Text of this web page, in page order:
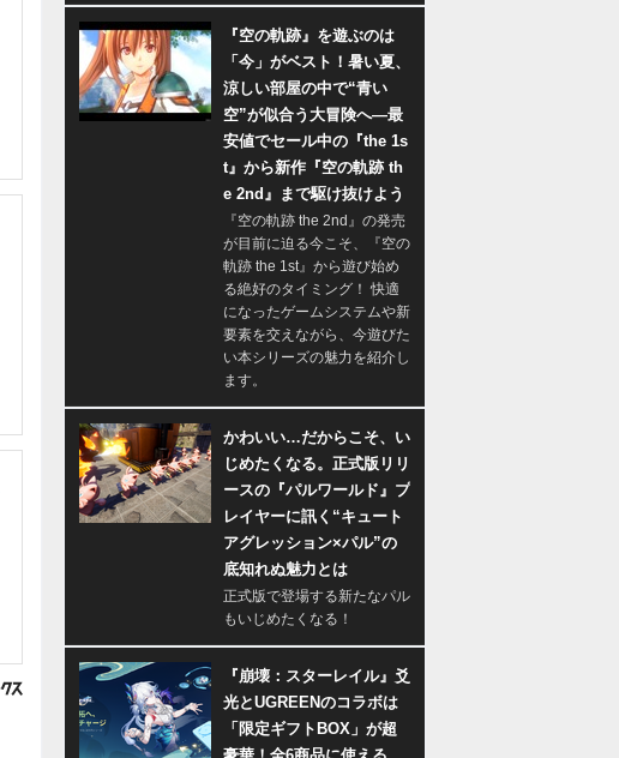
『空の軌跡』を遊ぶのは
「今」がベスト！暑い夏、
涼しい部屋の中で“青い
空”が似合う大冒険へ―最
安値でセール中の『the 1s
t』から新作『空の軌跡 th
e 2nd』まで駆け抜けよう
『空の軌跡 the 2nd』の発売
が目前に迫る今こそ、『空の
軌跡 the 1st』から遊び始め
る絶好のタイミング！ 快適
になったゲームシステムや新
要素を交えながら、今遊びた
い本シリーズの魅力を紹介し
ます。
かわいい…だからこそ、い
じめたくなる。正式版リリ
ースの『パルワールド』プ
レイヤーに訊く“キュート
アグレッション×パル”の
底知れぬ魅力とは
正式版で登場する新たなパル
もいじめたくなる！
『崩壊：スターレイル』爻
光とUGREENのコラボは
「限定ギフトBOX」が超